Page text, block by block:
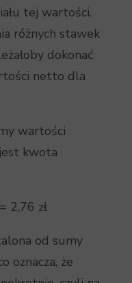
tej wartości.
różnych stawek
dokonać
netto dla
wartości
kwota
2,76 zł
od sumy
oznacza, że